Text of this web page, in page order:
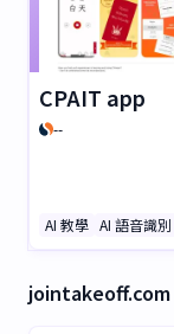
CPAIT app
--
AI 教學 AI 語音識別
jointakeoff.com